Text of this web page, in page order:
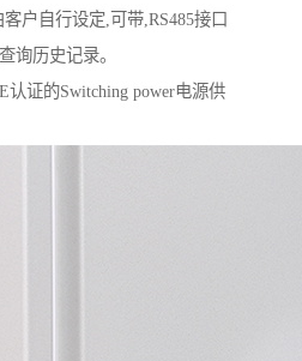
户自行设定,可带,RS485接口
询历史记录。
认证的Switching power电源供